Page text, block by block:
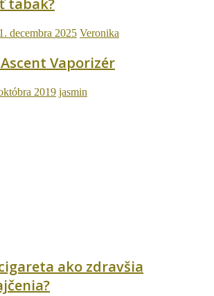
tabak?
decembra 2025 Veronika
Vaporizér
2019 jasmin
ako zdravšia